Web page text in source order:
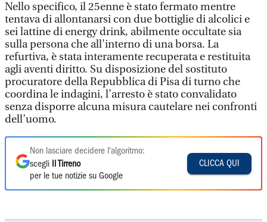
Nello specifico, il 25enne è stato fermato mentre
tentava di allontanarsi con due bottiglie di alcolici e
sei lattine di energy drink, abilmente occultate sia
sulla persona che all'interno di una borsa. La
refurtiva, è stata interamente recuperata e restituita
agli aventi diritto. Su disposizione del sostituto
procuratore della Repubblica di Pisa di turno che
coordina le indagini, l’arresto è stato convalidato
senza disporre alcuna misura cautelare nei confronti
dell’uomo.
Non lasciare decidere l'algoritmo:
scegli
Il Tirreno
per le tue notizie su Google
CLICCA QUI